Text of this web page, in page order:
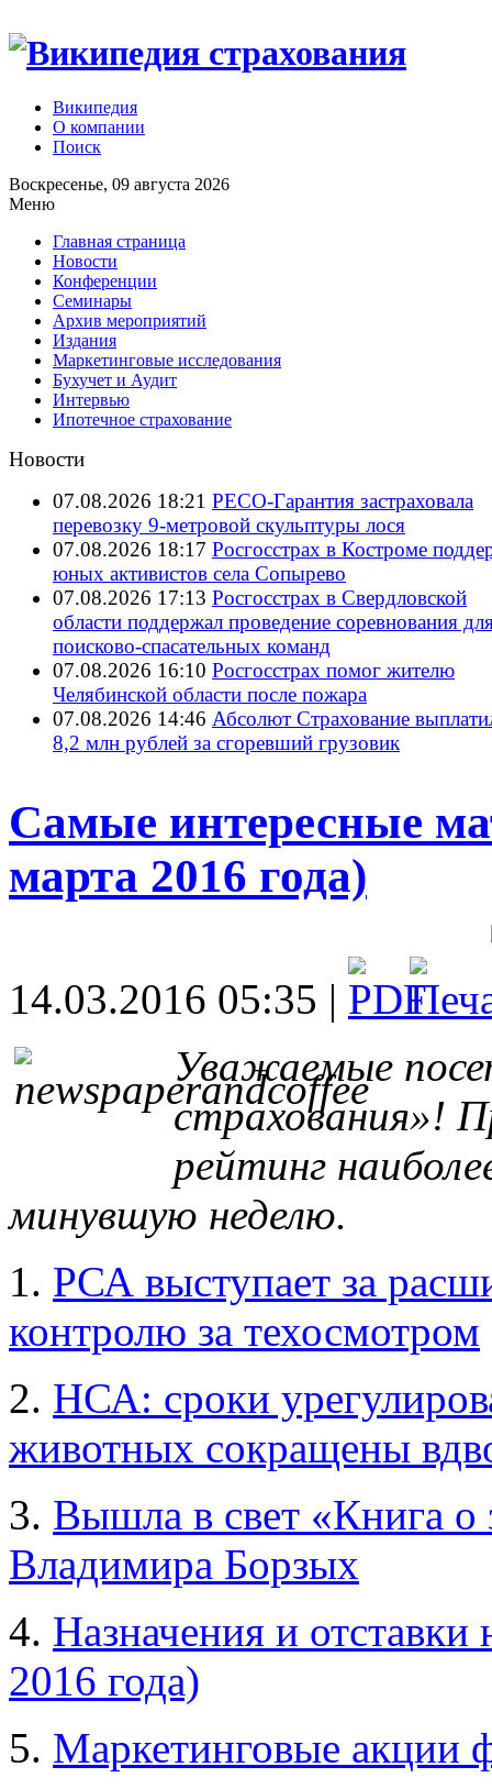
Википедия
О компании
Поиск
Воскресенье, 09 августа 2026
Меню
Главная страница
Новости
Конференции
Семинары
Архив мероприятий
Издания
Маркетинговые исследования
Бухучет и Аудит
Интервью
Ипотечное страхование
Новости
07.08.2026 18:21 РЕСО-Гарантия застраховала
перевозку 9-метровой скульптуры лося
07.08.2026 18:17 Росгосстрах в Костроме
юных активистов села Сопырево
07.08.2026 17:13 Росгосстрах в Свердловской
области поддержал проведение соревнования
поисково‑спасательных команд
07.08.2026 16:10 Росгосстрах помог жителю
Челябинской области после пожара
07.08.2026 14:46 Абсолют Страхование
8,2 млн рублей за сгоревший грузовик
Самые интересные
марта 2016 года)
14.03.2016 05:35 |
Уважаемые
страхования»!
рейтинг
минувшую неделю.
1. РСА выступает за
контролю за техосмотром
2. НСА: сроки
животных сокращены
3. Вышла в свет «Книга о
Владимира Борзых
4. Назначения и
2016 года)
5. Маркетинговые акции